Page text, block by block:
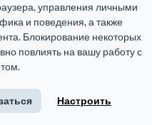
управления личными
и поведения, а также
Блокирование некоторых
повлиять на вашу работу с
Настроить
шаблоны